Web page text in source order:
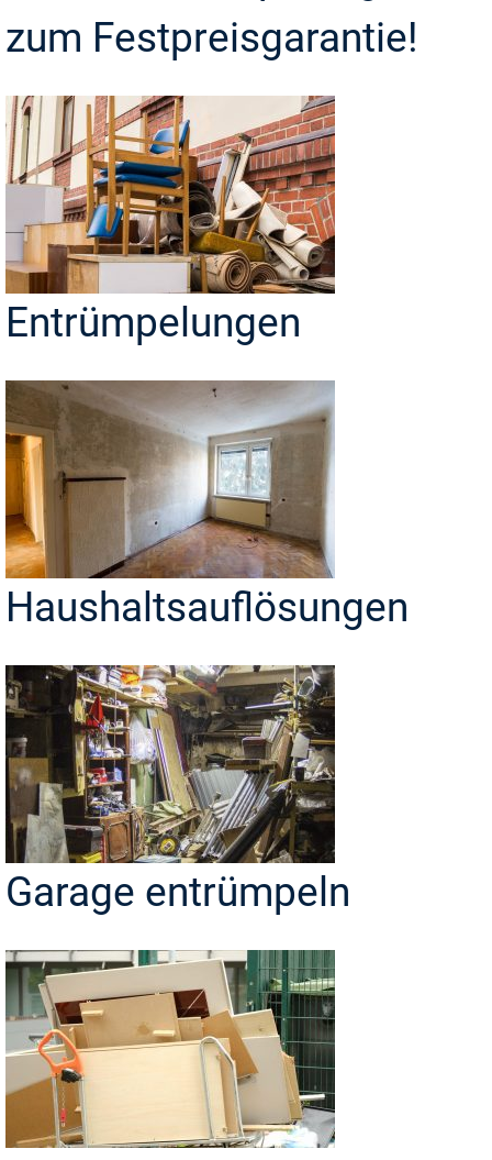
zum Festpreisgarantie!
Entrümpelungen
Haushaltsauflösungen
Garage entrümpeln